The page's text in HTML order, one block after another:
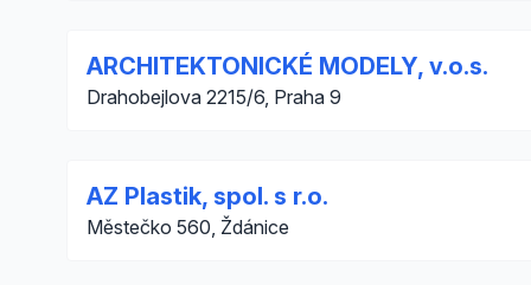
ARCHITEKTONICKÉ MODELY, v.o.s.
Drahobejlova 2215/6, Praha 9
AZ Plastik, spol. s r.o.
Městečko 560, Ždánice